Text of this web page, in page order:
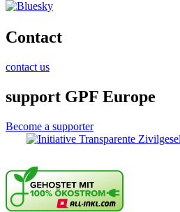
Contact
contact us
support GPF Europe
Become a supporter